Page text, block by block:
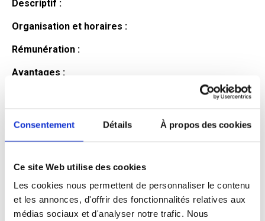
Consentement Détails À propos des cookies
Ce site Web utilise des cookies
Les cookies nous permettent de personnaliser le contenu
et les annonces, d'offrir des fonctionnalités relatives aux
médias sociaux et d'analyser notre trafic. Nous
Descriptif :
Organisation et horaires :
Rémunération :
Avantages :
Profil du
candidat
Qualifications et diplômes :
Profil recherché :